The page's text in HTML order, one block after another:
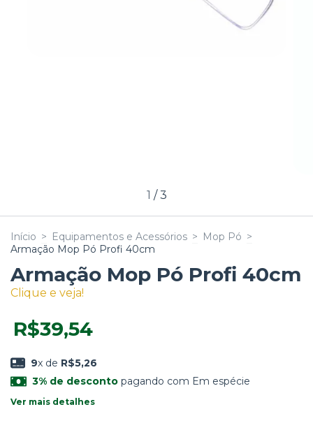
1 /3
Início > Equipamentos e Acessórios > Mop Pó >
Armação Mop Pó Profi 40cm
Armação Mop Pó Profi 40cm
Clique e veja!
R$39,54
9x de R$5,26
3% de desconto pagando com Em espécie
Ver mais detalhes